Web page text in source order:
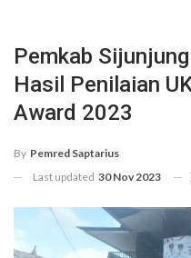
Pemkab
Hasil Penilaian
Award 2023
By Pemred Saptarius
Last updated 30 Nov 2023